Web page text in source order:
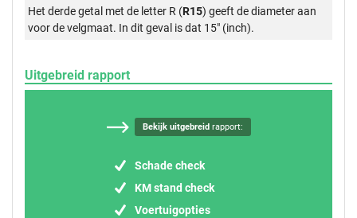
Het derde getal met de letter R (R15) geeft de diameter aan
voor de velgmaat. In dit geval is dat 15" (inch).
Uitgebreid rapport
Bekijk uitgebreid rapport:
Schade check
KM stand check
Voertuigopties